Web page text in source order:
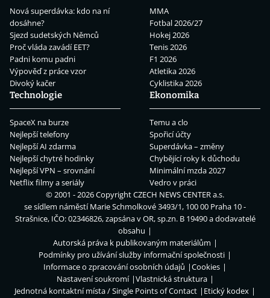
Nová superdávka: kdo na ní
dosáhne?
Sjezd sudetských Němců
Proč vláda zavádí EET?
Padni komu padni
Výpověď z práce vzor
Divoký kačer
MMA
Fotbal 2026/27
Hokej 2026
Tenis 2026
F1 2026
Atletika 2026
Cyklistika 2026
Technologie
SpaceX na burze
Nejlepší telefony
Nejlepší AI zdarma
Nejlepší chytré hodinky
Nejlepší VPN – srovnání
Netflix filmy a seriály
Ekonomika
Temu a clo
Spořicí účty
Superdávka – změny
Chybějící roky k důchodu
Minimální mzda 2027
Vedro v práci
© 2001 - 2026 CopyrightCZECH NEWS CENTER a.s.
se sídlem náměstí Marie Schmolkové 3493/1, 100 00 Praha 10 -
Strašnice, IČO: 02346826, zapsána v OR, sp.zn. B 19490 a dodavatelé
obsahu
Autorská práva k publikovaným materiálům
Podmínky pro užívání služby informační společnosti
Informace o zpracování osobních údajů
Cookies
Nastavení soukromí
Vlastnická struktura
Jednotná kontaktní místa / Single Points of Contact
Etický kodex